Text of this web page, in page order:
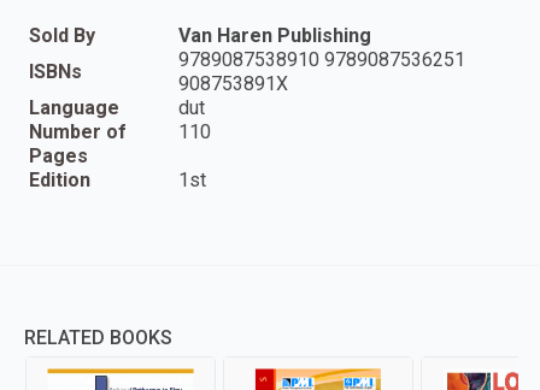
Sold By
Van Haren Publishing
ISBNs
9789087538910 9789087536251
908753891X
Language
dut
Number of
Pages
110
Edition 1st
RELATED BOOKS